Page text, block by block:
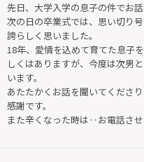
先日、大学入学の息子の件でお
次の日の卒業式では、思い切り
誇らしく思いました。
18年、愛情を込めて育てた息子
しくはありますが、今度は次男
います。
あたたかくお話を聞いてくださ
感謝です。
また辛くなった時は‥お電話させ